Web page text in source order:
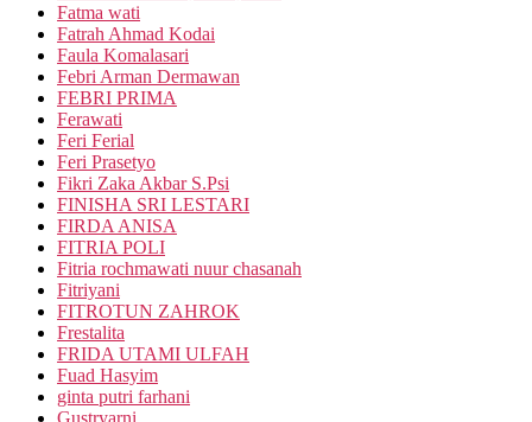
Fatma wati
Fatrah Ahmad Kodai
Faula Komalasari
Febri Arman Dermawan
FEBRI PRIMA
Ferawati
Feri Ferial
Feri Prasetyo
Fikri Zaka Akbar S.Psi
FINISHA SRI LESTARI
FIRDA ANISA
FITRIA POLI
Fitria rochmawati nuur chasanah
Fitriyani
FITROTUN ZAHROK
Frestalita
FRIDA UTAMI ULFAH
Fuad Hasyim
ginta putri farhani
Gustryarni